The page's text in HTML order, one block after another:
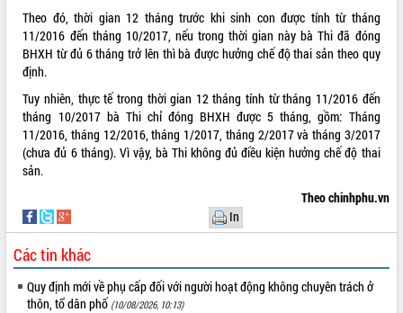
Theo đó, thời gian 12 tháng trước khi sinh con được tính từ tháng
11/2016 đến tháng 10/2017, nếu trong thời gian này bà Thi đã đóng
BHXH từ đủ 6 tháng trở lên thì bà được hưởng chế độ thai sản theo quy
định.
Tuy nhiên, thực tế trong thời gian 12 tháng tính từ tháng 11/2016 đến
tháng 10/2017 bà Thi chỉ đóng BHXH được 5 tháng, gồm: Tháng
11/2016, tháng 12/2016, tháng 1/2017, tháng 2/2017 và tháng 3/2017
(chưa đủ 6 tháng). Vì vậy, bà Thi không đủ điều kiện hưởng chế độ thai
sản.
Theo chinhphu.vn
In
Các tin khác
Quy định mới về phụ cấp đối với người hoạt động không chuyên trách ở
thôn, tổ dân phố (10/08/2026, 10:13)